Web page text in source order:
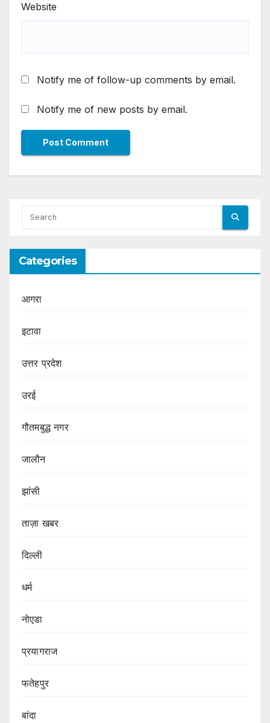
Website
Notify me of follow-up comments by email.
Notify me of new posts by email.
Categories
आगरा
इटावा
उत्तर प्रदेश
उरई
गौतमबुद्ध नगर
जालौन
झांसी
ताज़ा खबर
दिल्ली
धर्म
नोएडा
प्रयागराज
फतेहपुर
बांदा